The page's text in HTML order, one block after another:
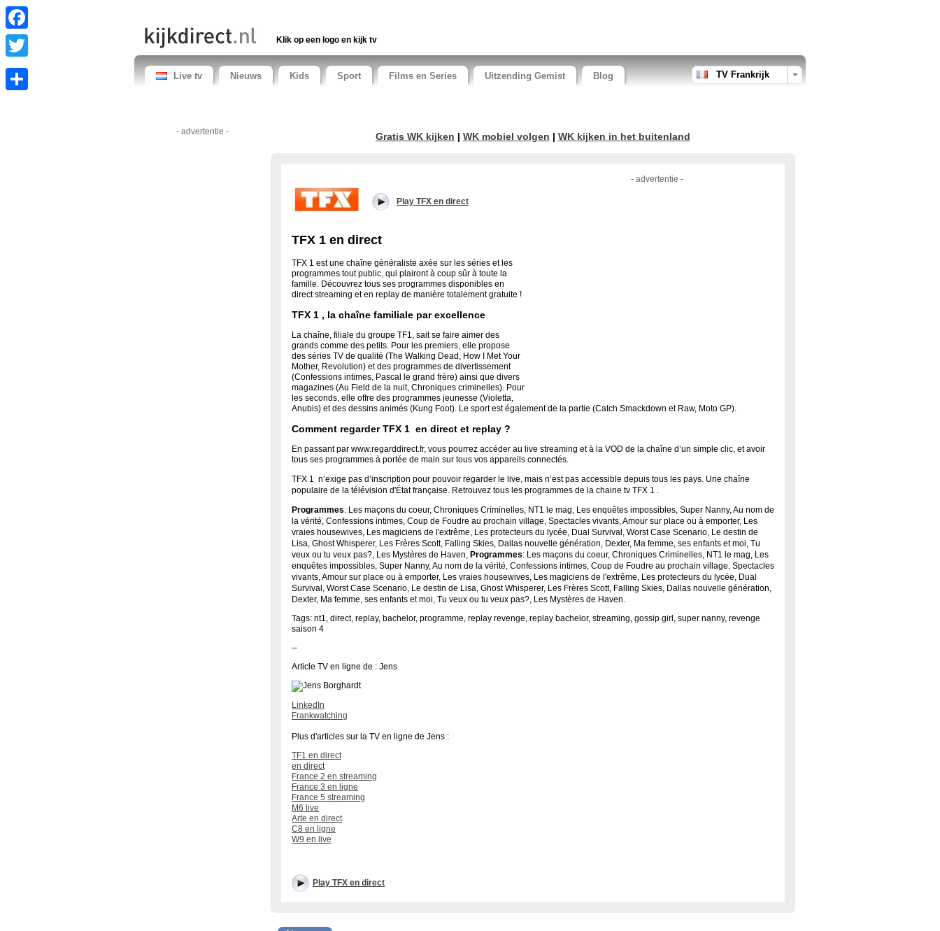
Facebook
Twitter
Klik op een logo en kijk tv
Live tv Nieuws Kids Sport Films en Series Uitzending Gemist Blog TV Frankrijk
- advertentie - Gratis WK kijken | WK mobiel volgen | WK kijken in het buitenland
- advertentie -
Play TFX en direct
TFX 1 en direct
TFX 1 est une chaîne généraliste axée sur les séries et les
programmes tout public, qui plairont à coup sûr à toute la
famille. Découvrez tous ses programmes disponibles en
direct streaming et en replay de manière totalement gratuite !
TFX 1 , la chaîne familiale par excellence
La chaîne, filiale du groupe TF1, sait se faire aimer des
grands comme des petits. Pour les premiers, elle propose
des séries TV de qualité (The Walking Dead, How I Met Your
Mother, Revolution) et des programmes de divertissement
(Confessions intimes, Pascal le grand frère) ainsi que divers
magazines (Au Field de la nuit, Chroniques criminelles). Pour
les seconds, elle offre des programmes jeunesse (Violetta,
Anubis) et des dessins animés (Kung Foot). Le sport est également de la partie (Catch Smackdown et Raw, Moto GP).
Comment regarder TFX 1 en direct et replay ?
En passant par www.regarddirect.fr, vous pourrez accéder au live streaming et à la VOD de la chaîne d’un simple clic, et avoir
tous ses programmes à portée de main sur tous vos appareils connectés.
TFX 1 n’exige pas d’inscription pour pouvoir regarder le live, mais n’est pas accessible depuis tous les pays. Une chaîne
populaire de la télévision d'État française. Retrouvez tous les programmes de la chaine tv TFX 1 .
Programmes: Les maçons du coeur, Chroniques Criminelles, NT1 le mag, Les enquêtes impossibles, Super Nanny, Au nom de
la vérité, Confessions intimes, Coup de Foudre au prochain village, Spectacles vivants, Amour sur place ou à emporter, Les
vraies housewives, Les magiciens de l'extrême, Les protecteurs du lycée, Dual Survival, Worst Case Scenario, Le destin de
Lisa, Ghost Whisperer, Les Frères Scott, Falling Skies, Dallas nouvelle génération, Dexter, Ma femme, ses enfants et moi, Tu
veux ou tu veux pas?, Les Mystères de Haven, Programmes: Les maçons du coeur, Chroniques Criminelles, NT1 le mag, Les
enquêtes impossibles, Super Nanny, Au nom de la vérité, Confessions intimes, Coup de Foudre au prochain village, Spectacles
vivants, Amour sur place ou à emporter, Les vraies housewives, Les magiciens de l'extrême, Les protecteurs du lycée, Dual
Survival, Worst Case Scenario, Le destin de Lisa, Ghost Whisperer, Les Frères Scott, Falling Skies, Dallas nouvelle génération,
Dexter, Ma femme, ses enfants et moi, Tu veux ou tu veux pas?, Les Mystères de Haven.
Tags: nt1, direct, replay, bachelor, programme, replay revenge, replay bachelor, streaming, gossip girl, super nanny, revenge
saison 4
--
Article TV en ligne de : Jens
LinkedIn
Frankwatching
Plus d'articles sur la TV en ligne de Jens :
TF1 en direct
en direct
France 2 en streaming
France 3 en ligne
France 5 streaming
M6 live
Arte en direct
C8 en ligne
W9 en live
Play TFX en direct